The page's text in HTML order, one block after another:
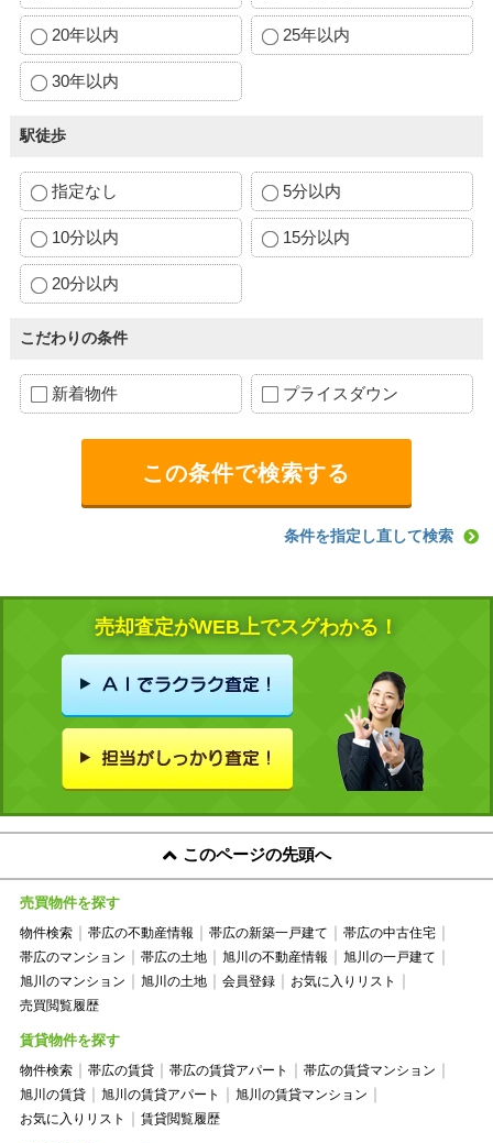
20年以内 25年以内
30年以内
駅徒歩
指定なし 5分以内
10分以内 15分以内
20分以内
こだわりの条件
新着物件 プライスダウン
条件を指定し直して検索
売却査定がWEB上でスグわかる！
このページの先頭へ
売買物件を探す
物件検索 帯広の不動産情報 帯広の新築一戸建て
帯広の中古住宅
帯広のマンション
帯広の土地 旭川の不動産情報
旭川の一戸建て
旭川のマンション
旭川の土地 会員登録
お気に入りリスト
売買閲覧履歴
賃貸物件を探す
物件検索 帯広の賃貸 帯広の賃貸アパート
帯広の賃貸マンション
旭川の賃貸
旭川の賃貸アパート
旭川の賃貸マンション
お気に入りリスト
賃貸閲覧履歴